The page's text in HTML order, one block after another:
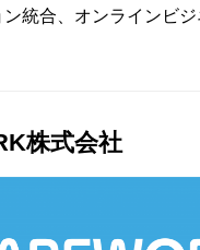
統合、オンラインビ
株式会社